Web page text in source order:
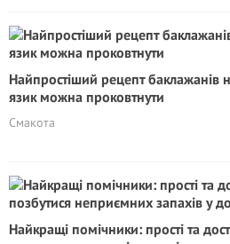
Найпростіший рецепт баклажанів
язик можна проковтнути
Смакота
Найкращі помічники: прості та